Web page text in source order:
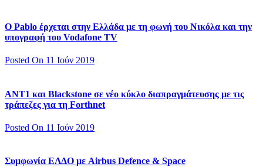
Ο Pablo έρχεται στην Ελλάδα με τη φωνή του Νικόλα και την
υπογραφή του Vodafone TV
Posted On 11 Ιούν 2019
ΑΝΤ1 και Blackstone σε νέο κύκλο διαπραγμάτευσης με τις
τράπεζες για τη Forthnet
Posted On 11 Ιούν 2019
Συμφωνία ΕΛΔΟ με Airbus Defence & Space